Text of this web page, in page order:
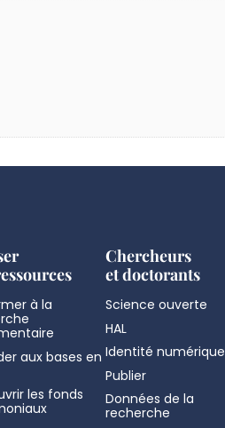
à la
aux bases en
les fonds
Chercheurs
et doctorants
Science ouverte
HAL
Identité numérique
Publier
Données de la
recherche